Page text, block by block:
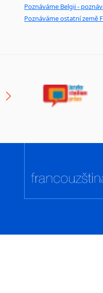
Urdština
Uzbečtina
Poznáváme Belgii -
Poznáváme ostatní země